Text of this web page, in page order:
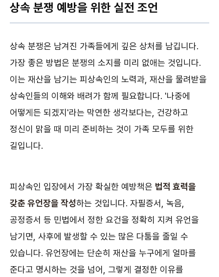
상속 분쟁 예방을 위한 실전 조언
상속 분쟁은 남겨진 가족들에게 깊은 상처를 남깁니다.
가장 좋은 방법은 분쟁의 소지를 미리 없애는 것입니다.
이는 재산을 남기는 피상속인의 노력과, 재산을 물려받을
상속인들의 이해와 배려가 함께 필요합니다. '나중에
어떻게든 되겠지'라는 막연한 생각보다는, 건강하고
정신이 맑을 때 미리 준비하는 것이 가족 모두를 위한
길입니다.
피상속인 입장에서 가장 확실한 예방책은 법적 효력을
갖춘 유언장을 작성하는 것입니다. 자필증서, 녹음,
공정증서 등 민법에서 정한 요건을 정확히 지켜 유언을
남기면, 사후에 발생할 수 있는 많은 다툼을 줄일 수
있습니다. 유언장에는 단순히 재산을 누구에게 얼마를
준다고 명시하는 것을 넘어, 그렇게 결정한 이유를